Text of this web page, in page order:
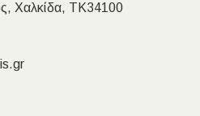
Χαλκίδα, ΤΚ34100